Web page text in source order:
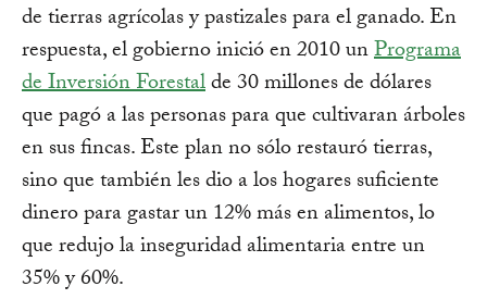
de tierras agrícolas y pastizales para el ganado. En
respuesta, el gobierno inició en 2010 unPrograma
de Inversión Forestalde 30 millones de dólares
que pagó a las personas para que cultivaran árboles
en sus fincas. Este plan no sólo restauró tierras,
sino que también les dio a los hogares suficiente
dinero para gastar un 12% más en alimentos, lo
que redujo la inseguridad alimentaria entre un
35% y 60%.